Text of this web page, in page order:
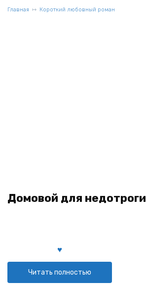
Главная Короткий любовный роман
Домовой для недотроги
Читать полностью